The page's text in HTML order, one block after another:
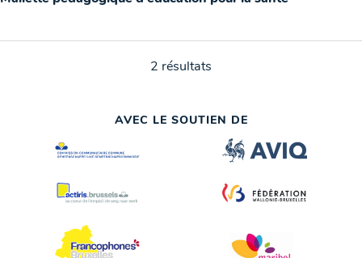
2 résultats
AVEC LE SOUTIEN DE